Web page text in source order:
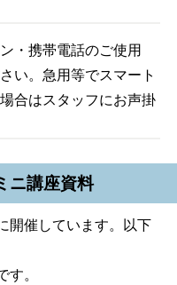
・携帯電話のご使用
い。急用等でスマート
合はスタッフにお声掛
ニ講座資料
開催しています。以下
す。